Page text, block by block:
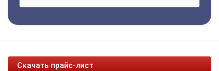
Скачать прайс-лист